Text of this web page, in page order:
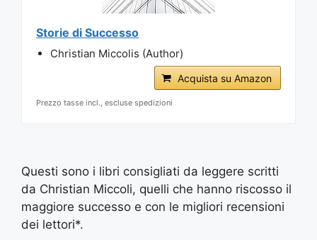
Storie di Successo
Christian Miccolis (Author)
Acquista su Amazon
Prezzo tasse incl., escluse spedizioni
Questi sono i libri consigliati da leggere scritti
da Christian Miccoli, quelli che hanno riscosso il
maggiore successo e con le migliori recensioni
dei lettori*.